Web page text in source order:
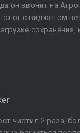
он звонит на
с виджетом
сохранения,
чистил 2 раза,